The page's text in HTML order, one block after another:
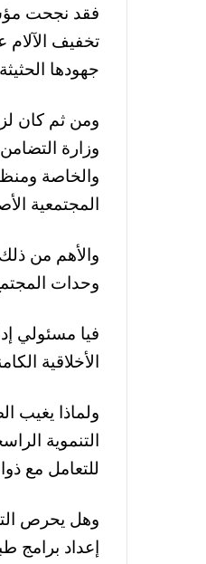
فقد نجحت
تخفيف الآلام
جهودها
ومن ثم كان
وزارة
والخاصة
المجتمعية
والأهم من
وحدات
فيا مسئولي
الأخلاقية
ولماذا يغيب
التنموية
للتعامل مع
وهل يحرص
إعداد برامج